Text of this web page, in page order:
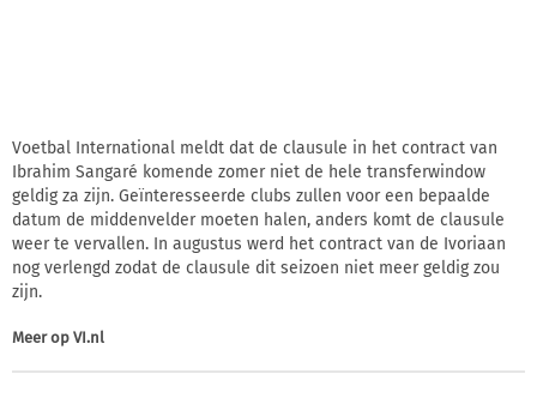
Voetbal International meldt dat de clausule in het contract van
Ibrahim Sangaré komende zomer niet de hele transferwindow
geldig za zijn. Geïnteresseerde clubs zullen voor een bepaalde
datum de middenvelder moeten halen, anders komt de clausule
weer te vervallen. In augustus werd het contract van de Ivoriaan
nog verlengd zodat de clausule dit seizoen niet meer geldig zou
zijn.
Meer op VI.nl